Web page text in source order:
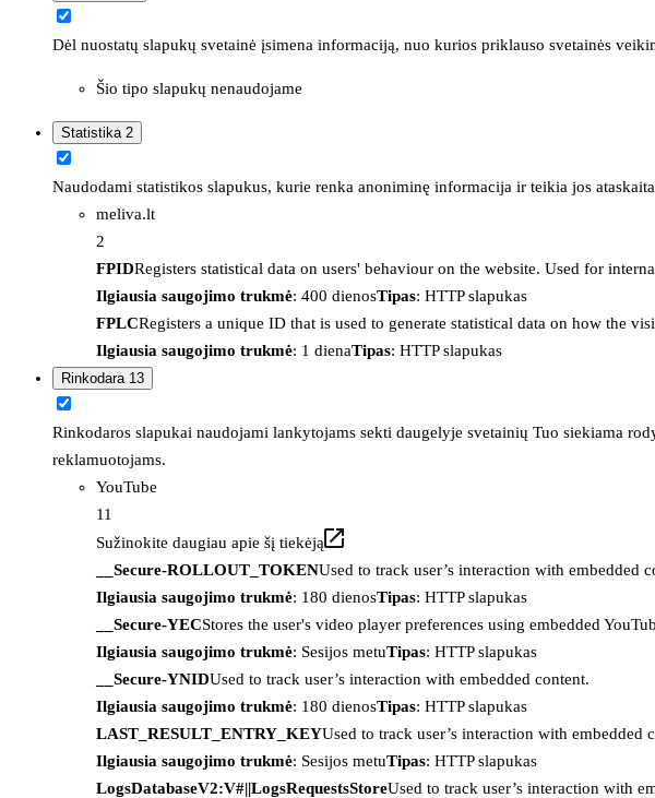
Dėl nuostatų slapukų svetainė įsimena informaciją, nuo kurios priklauso svetainės
Šio tipo slapukų nenaudojame
Statistika 2
Naudodami statistikos slapukus, kurie renka anoniminę informacija ir teikia jos
meliva.lt
2
FPIDRegisters statistical data on users' behaviour on the website. Used for
Ilgiausia saugojimo trukmė: 400 dienosTipas: HTTP slapukas
FPLCRegisters a unique ID that is used to generate statistical data on how the
Ilgiausia saugojimo trukmė: 1 dienaTipas: HTTP slapukas
Rinkodara 13
Rinkodaros slapukai naudojami lankytojams sekti daugelyje svetainių Tuo siekiama
reklamuotojams.
YouTube
11
Sužinokite daugiau apie šį tiekėją
__Secure-ROLLOUT_TOKENUsed to track user’s interaction with embedded
Ilgiausia saugojimo trukmė: 180 dienosTipas: HTTP slapukas
__Secure-YECStores the user's video player preferences using embedded
Ilgiausia saugojimo trukmė: Sesijos metuTipas: HTTP slapukas
__Secure-YNIDUsed to track user’s interaction with embedded content.
Ilgiausia saugojimo trukmė: 180 dienosTipas: HTTP slapukas
LAST_RESULT_ENTRY_KEYUsed to track user’s interaction with embedded
Ilgiausia saugojimo trukmė: Sesijos metuTipas: HTTP slapukas
LogsDatabaseV2:V#||LogsRequestsStoreUsed to track user’s interaction with